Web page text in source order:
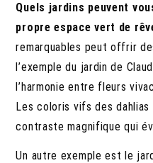
Quels jardins peuvent
propre espace vert de
remarquables peut offrir
l’exemple du jardin de
l’harmonie entre fleurs
Les coloris vifs des
contraste magnifique qui
Un autre exemple est le